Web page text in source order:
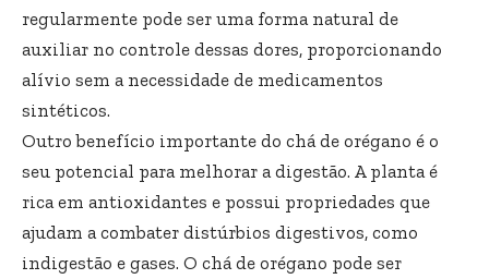
regularmente pode ser uma forma natural de
auxiliar no controle dessas dores, proporcionando
alívio sem a necessidade de medicamentos
sintéticos.
Outro benefício importante do chá de orégano é o
seu potencial para melhorar a digestão. A planta é
rica em antioxidantes e possui propriedades que
ajudam a combater distúrbios digestivos, como
indigestão e gases. O chá de orégano pode ser